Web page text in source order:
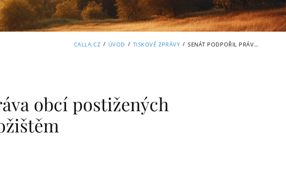
CALLA.CZ / ÚVOD / TISKOVÉ ZPRÁVY / SENÁT PODPOŘIL PRÁVA OBCÍ POSTIŽENÝCH RADIOAKTIVNÍM ÚLOŽIŠTĚM
obcí postižených